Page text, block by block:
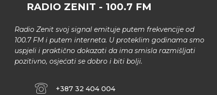
RADIO ZENIT - 100.7 FM
Radio Zenit svoj signal emituje putem frekvencije od
100.7 FM i putem interneta. U proteklim godinama smo
uspjeli i praktično dokazati da ima smisla razmišljati
pozitivno, osjećati se dobro i biti bolji.
+387 32 404 004